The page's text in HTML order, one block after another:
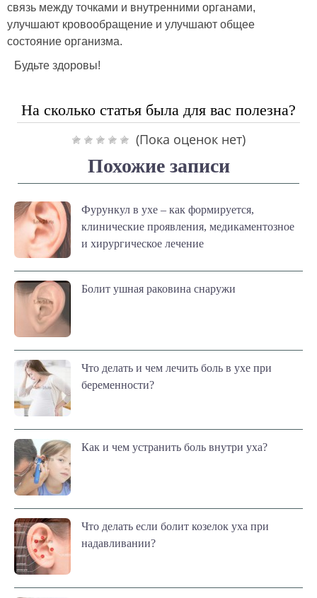
связь между точками и внутренними органами,
улучшают кровообращение и улучшают общее
состояние организма.
Будьте здоровы!
На сколько статья была для вас полезна?
(Пока оценок нет)
Похожие записи
Фурункул в ухе – как формируется,
клинические проявления, медикаментозное
и хирургическое лечение
Болит ушная раковина снаружи
Что делать и чем лечить боль в ухе при
беременности?
Как и чем устранить боль внутри уха?
Что делать если болит козелок уха при
надавливании?